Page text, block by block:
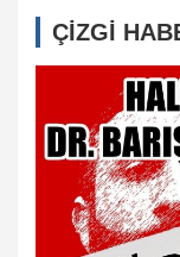
ÇİZGİ